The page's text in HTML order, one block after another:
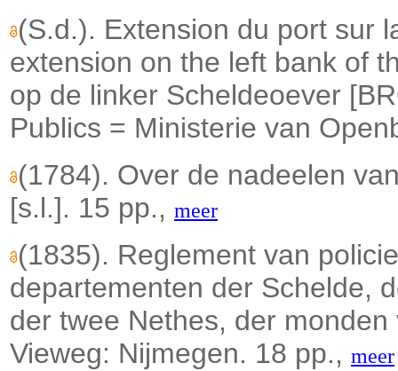
(S.d.). Extension du port sur
extension on the left bank of
op de linker Scheldeoever
Publics = Ministerie van
(1784). Over de nadeelen
[s.l.]. 15 pp., meer
(1835). Reglement van
departementen der Schelde,
der twee Nethes, der
Vieweg: Nijmegen. 18 pp., meer